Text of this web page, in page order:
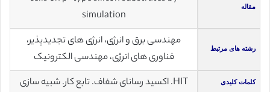
مقاله
simulation
رشته های مرتبط
مهندسی برق و انرژی، انرژی های تجدیدپذیر،
فناوری های انرژی، مهندسی الکترونیک
کلمات کلیدی HIT. اکسید رسانای شفاف. تابع کار. شبیه سازی